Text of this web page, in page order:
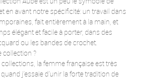
en avant notre spécificité: un travail dans
fait entièrement à la main, et
élégant et facile à porter, dans des
ou les bandes de crochet.
collection ?
la femme française est très
j’essaie d’unir la forte tradition de